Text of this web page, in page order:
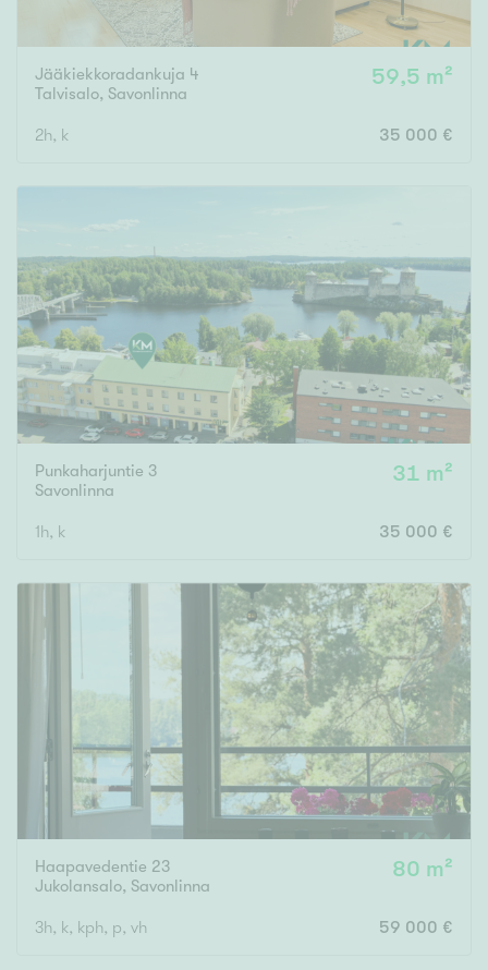
Pinta-ala
Asuinpinta-ala Kokonaispinta-ala
Rakennusvuosi
Uudiskohteet
Vain uudiskohteet Ei uudiskohteita
Arvokohteet
Ei arvokohteita
Tyydyttävä
Välttävä
Ominaisuudet
Hissi
Järvi- tai merinäköala
Maalämpö
Jääkiekkoradankuja 4
Talvisalo, Savonlinna
59,5 m²
2h, k 35 000 €
Punkaharjuntie 3
Savonlinna
31 m²
1h, k 35 000 €
Haapavedentie 23
Jukolansalo, Savonlinna
80 m²
3h, k, kph, p, vh 59 000 €